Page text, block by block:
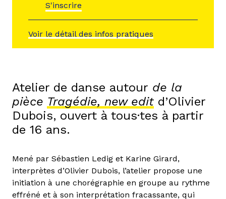
S'inscrire
Voir le détail des infos pratiques
Atelier de danse autour de la
pièce Tragédie, new edit d’Olivier
Dubois, ouvert à tous·tes à partir
de 16 ans.
Mené par Sébastien Ledig et Karine Girard,
interprètes d’Olivier Dubois, l’atelier propose une
initiation à une chorégraphie en groupe au rythme
effréné et à son interprétation fracassante, qui